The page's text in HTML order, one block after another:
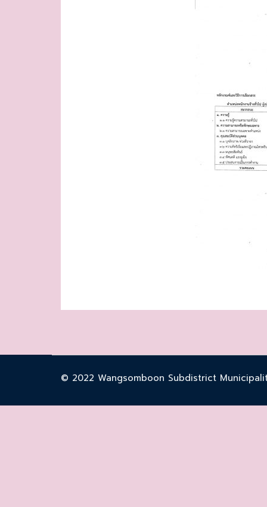
© 2022 Wangsomboon Subdistrict